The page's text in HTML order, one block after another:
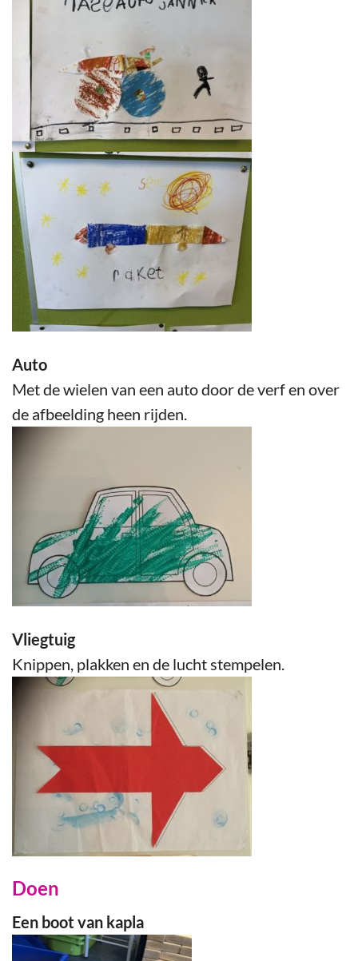
Auto
Met de wielen van een auto door de verf en over
de afbeelding heen rijden.
Vliegtuig
Knippen, plakken en de lucht stempelen.
Doen
Een boot van kapla